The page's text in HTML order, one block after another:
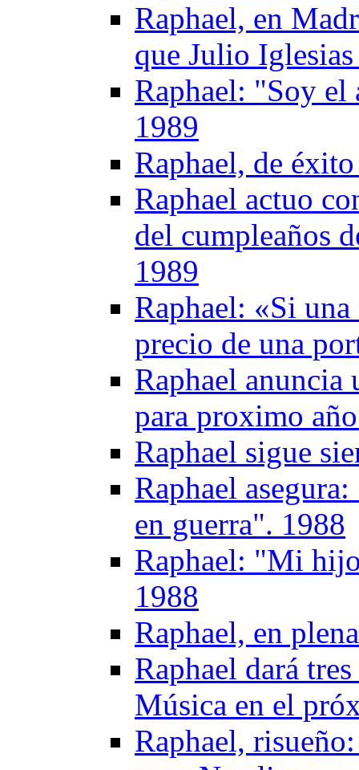
Raphael, en
que Julio
Raphael: "Soy el
1989
Raphael, de
Raphael actuo
del cumpleaños
1989
Raphael: «Si
precio de una
Raphael anuncia
para proximo
Raphael sigue
Raphael
en guerra". 1988
Raphael: "Mi
1988
Raphael, en
Raphael dará
Música en el
Raphael,